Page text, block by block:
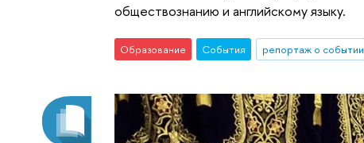
обществознанию и английскому языку.
Образование События репортаж о событии